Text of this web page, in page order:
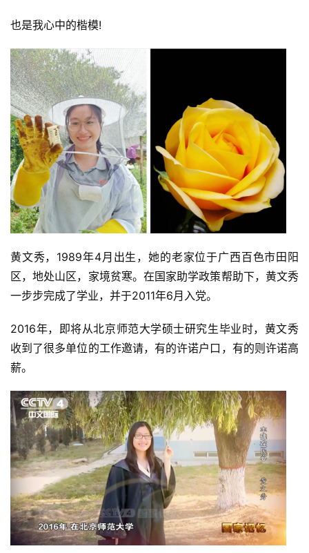
也是我心中的楷模!
黄文秀，1989年4月出生，她的老家位于广西百色市田阳
区，地处山区，家境贫寒。在国家助学政策帮助下，黄文秀
一步步完成了学业，并于2011年6月入党。
2016年，即将从北京师范大学硕士研究生毕业时，黄文秀
收到了很多单位的工作邀请，有的许诺户口，有的则许诺高
薪。